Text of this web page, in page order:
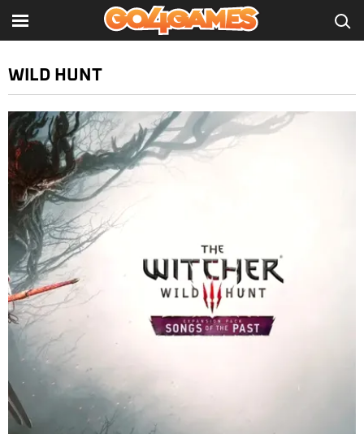
WILD HUNT